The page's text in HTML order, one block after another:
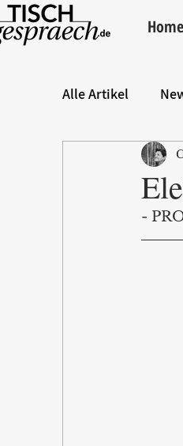
Home
Alle Artikel
Hintergrund
-